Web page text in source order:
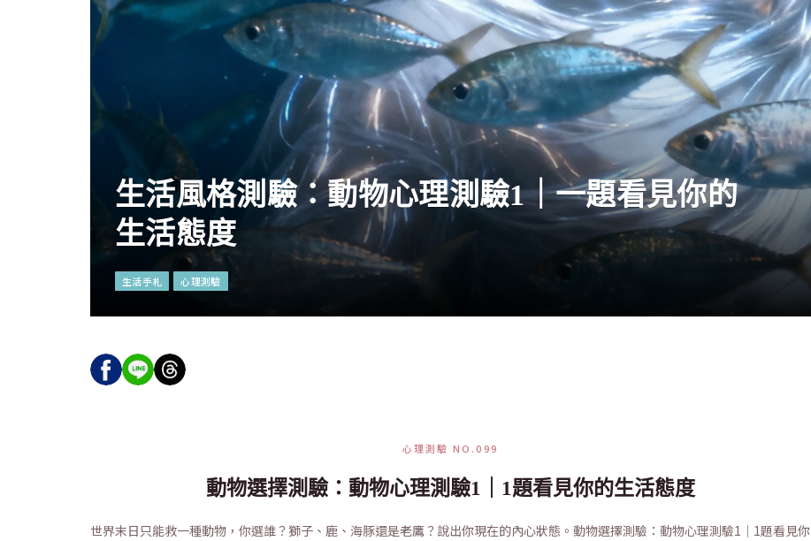
生活風格測驗：動物心理測驗1｜一題看見你的
生活態度
生活手札 心理測驗
心理測驗 NO.099
動物選擇測驗：動物心理測驗1｜1題看見你的生活態度
世界末日只能救一種動物，你選誰？獅子、鹿、海豚還是老鷹？說出你現在的內心狀態。動物選擇測驗：動物心理測驗1｜1題看見你